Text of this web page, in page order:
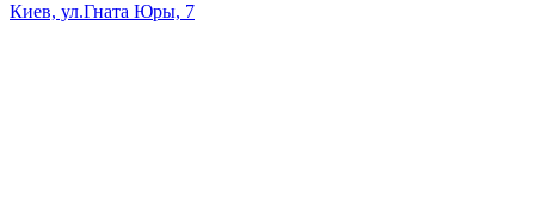
Киев, ул.Гната Юры, 7